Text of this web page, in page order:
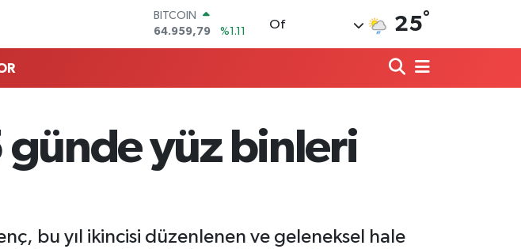
BITCOIN
64.959,79
%1.11
55,2510
%0.32
GRAM ALTIN
6660.55
%0.03
BİST100
Of 25°
günde yüz binleri
bu yıl ikincisi düzenlenen ve geleneksel hale